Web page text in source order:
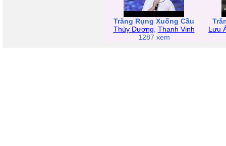
Trăng Rụng Xuống Cầu
Thùy Dương Thanh Vinh
1287 xem
Lưu